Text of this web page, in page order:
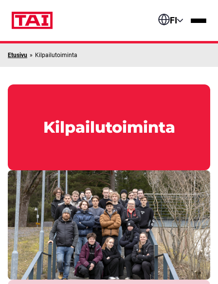
FI
Etusivu » Kilpailutoiminta
Kilpailutoiminta